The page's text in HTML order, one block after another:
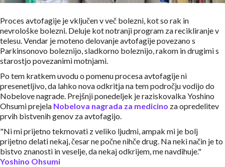
Proces avtofagije je vključen v več bolezni, kot so rak in
nevrološke bolezni. Deluje kot notranji program za recikliranje v
telesu. Vendar je moteno delovanje avtofagije povezano s
Parkinsonovo boleznijo, sladkorno boleznijo, rakom in drugimi s
starostjo povezanimi motnjami.
Po tem kratkem uvodu o pomenu procesa avtofagije ni
presenetljivo, da lahko nova odkritja na tem področju vodijo do
Nobelove nagrade. Prejšnji ponedeljek je raziskovalka Yoshino
Ohsumi prejela Nobelova nagrada za medicino za opredelitev
prvih bistvenih genov za avtofagijo.
"Ni mi prijetno tekmovati z veliko ljudmi, ampak mi je bolj
prijetno delati nekaj, česar ne počne nihče drug. Na neki način je to
bistvo znanosti in veselje, da nekaj odkrijem, me navdihuje."
Yoshino Ohsumi